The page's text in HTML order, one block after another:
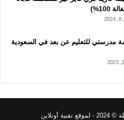
مدرستي للتعليم عن بعد في السعودية
أونلاين